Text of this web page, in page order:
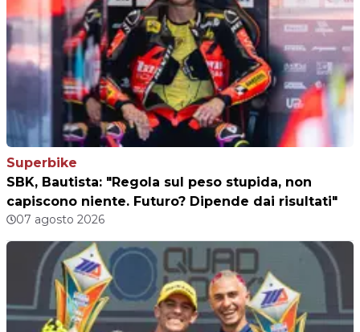
Superbike
SBK, Bautista: "Regola sul peso stupida, non
capiscono niente. Futuro? Dipende dai risultati"
07 agosto 2026